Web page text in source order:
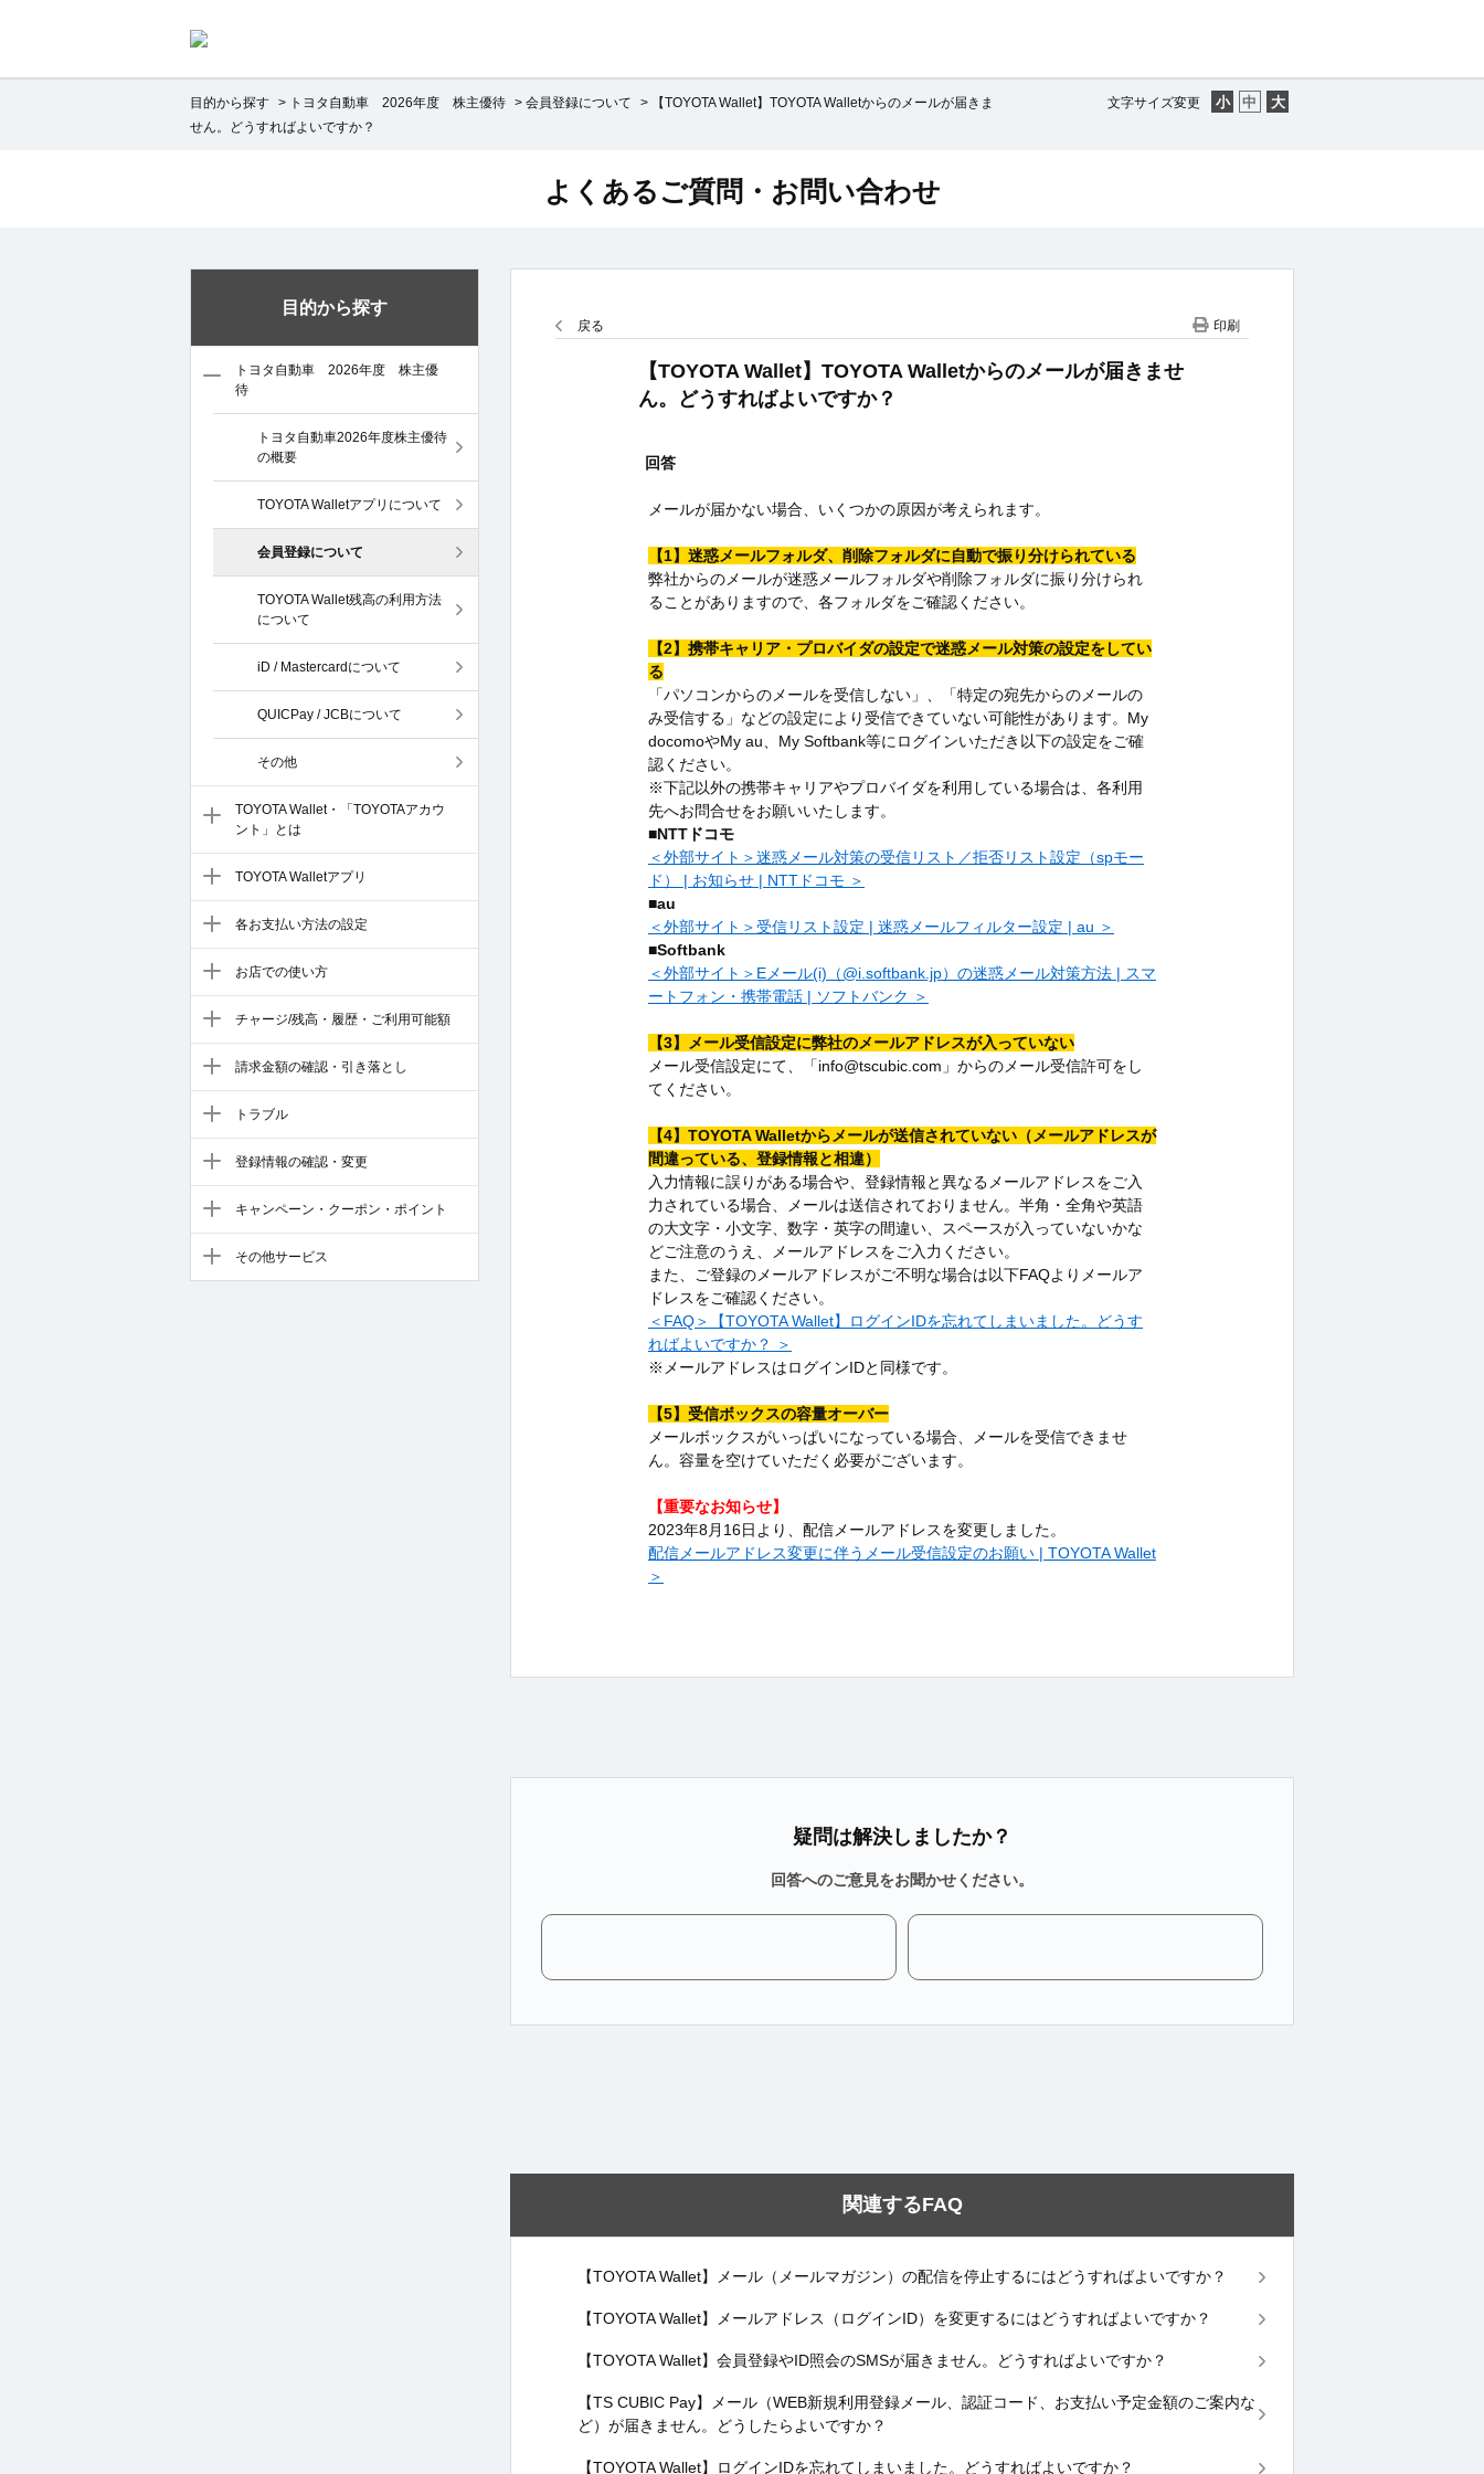
文字サイズ変更
目的から探す > トヨタ自動車 2026年度 株主優待 > 会員登録について >
【TOYOTA Wallet】TOYOTA Walletからのメールが届きま
せん。どうすればよいですか？
目的から探す
トヨタ自動車 2026年度 株主優
待
トヨタ自動車2026年度株主優待
の概要
TOYOTA Walletアプリについて
会員登録について
TOYOTA Wallet残高の利用方法
について
iD / Mastercardについて
QUICPay / JCBについて
その他
TOYOTA Wallet・「TOYOTAアカウ
ント」とは
TOYOTA Walletアプリ
各お支払い方法の設定
お店での使い方
チャージ/残高・履歴・ご利用可能額
請求金額の確認・引き落とし
トラブル
登録情報の確認・変更
キャンペーン・クーポン・ポイント
その他サービス
よくあるご質問・お問い合わせ
戻る 印刷
【TOYOTA Wallet】TOYOTA Walletからのメールが届きませ
ん。どうすればよいですか？
回答
メールが届かない場合、いくつかの原因が考えられます。
【1】迷惑メールフォルダ、削除フォルダに自動で振り分けられている
弊社からのメールが迷惑メールフォルダや削除フォルダに振り分けられ
ることがありますので、各フォルダをご確認ください。
【2】携帯キャリア・プロバイダの設定で迷惑メール対策の設定をしてい
る
「パソコンからのメールを受信しない」、「特定の宛先からのメールの
み受信する」などの設定により受信できていない可能性があります。My
docomoやMy au、My Softbank等にログインいただき以下の設定をご確
認ください。
※下記以外の携帯キャリアやプロバイダを利用している場合は、各利用
先へお問合せをお願いいたします。
■NTTドコモ
＜外部サイト＞迷惑メール対策の受信リスト／拒否リスト設定（spモー
ド） | お知らせ | NTTドコモ ＞
■au
＜外部サイト＞受信リスト設定 | 迷惑メールフィルター設定 | au ＞
■Softbank
＜外部サイト＞Eメール(i)（@i.softbank.jp）の迷惑メール対策方法 | スマ
ートフォン・携帯電話 | ソフトバンク ＞
【3】メール受信設定に弊社のメールアドレスが入っていない
メール受信設定にて、「info@tscubic.com」からのメール受信許可をし
てください。
【4】TOYOTA Walletからメールが送信されていない（メールアドレスが
間違っている、登録情報と相違）
入力情報に誤りがある場合や、登録情報と異なるメールアドレスをご入
力されている場合、メールは送信されておりません。半角・全角や英語
の大文字・小文字、数字・英字の間違い、スペースが入っていないかな
どご注意のうえ、メールアドレスをご入力ください。
また、ご登録のメールアドレスがご不明な場合は以下FAQよりメールア
ドレスをご確認ください。
＜FAQ＞【TOYOTA Wallet】ログインIDを忘れてしまいました。どうす
ればよいですか？ ＞
※メールアドレスはログインIDと同様です。
【5】受信ボックスの容量オーバー
メールボックスがいっぱいになっている場合、メールを受信できませ
ん。容量を空けていただく必要がございます。
【重要なお知らせ】
2023年8月16日より、配信メールアドレスを変更しました。
配信メールアドレス変更に伴うメール受信設定のお願い | TOYOTA Wallet
＞
疑問は解決しましたか？
回答へのご意見をお聞かせください。
関連するFAQ
【TOYOTA Wallet】メール（メールマガジン）の配信を停止するにはどうすればよいですか？
【TOYOTA Wallet】メールアドレス（ログインID）を変更するにはどうすればよいですか？
【TOYOTA Wallet】会員登録やID照会のSMSが届きません。どうすればよいですか？
【TS CUBIC Pay】メール（WEB新規利用登録メール、認証コード、お支払い予定金額のご案内な
ど）が届きません。どうしたらよいですか？
【TOYOTA Wallet】ログインIDを忘れてしまいました。どうすればよいですか？